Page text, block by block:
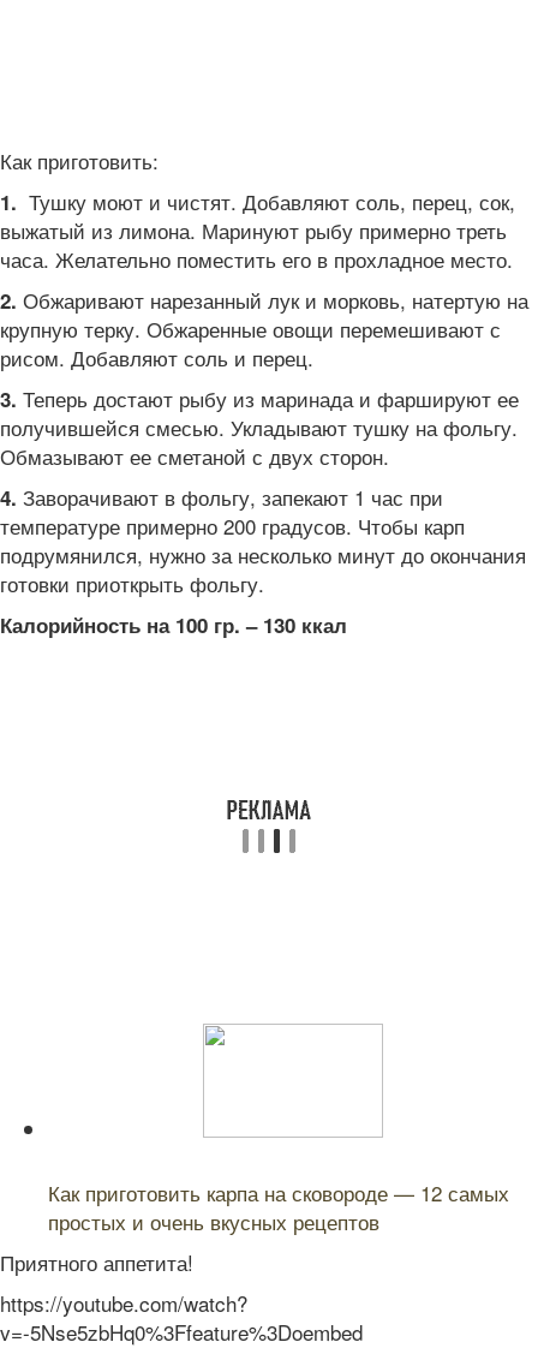
Как приготовить:
1. Тушку моют и чистят. Добавляют соль, перец, сок,
выжатый из лимона. Маринуют рыбу примерно треть
часа. Желательно поместить его в прохладное место.
2. Обжаривают нарезанный лук и морковь, натертую на
крупную терку. Обжаренные овощи перемешивают с
рисом. Добавляют соль и перец.
3. Теперь достают рыбу из маринада и фаршируют ее
получившейся смесью. Укладывают тушку на фольгу.
Обмазывают ее сметаной с двух сторон.
4. Заворачивают в фольгу, запекают 1 час при
температуре примерно 200 градусов. Чтобы карп
подрумянился, нужно за несколько минут до окончания
готовки приоткрыть фольгу.
Калорийность на 100 гр. – 130 ккал
Как приготовить карпа на сковороде — 12 самых
простых и очень вкусных рецептов
Приятного аппетита!
https://youtube.com/watch?
v=-5Nse5zbHq0%3Ffeature%3Doembed